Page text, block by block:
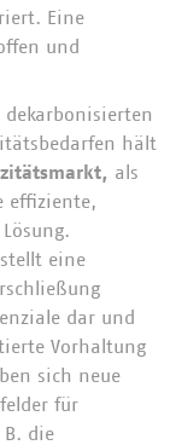
Eine
und
dekarbonisierten
hält
als
effiziente,
eine
dar und
Vorhaltung
sich neue
für
B. die